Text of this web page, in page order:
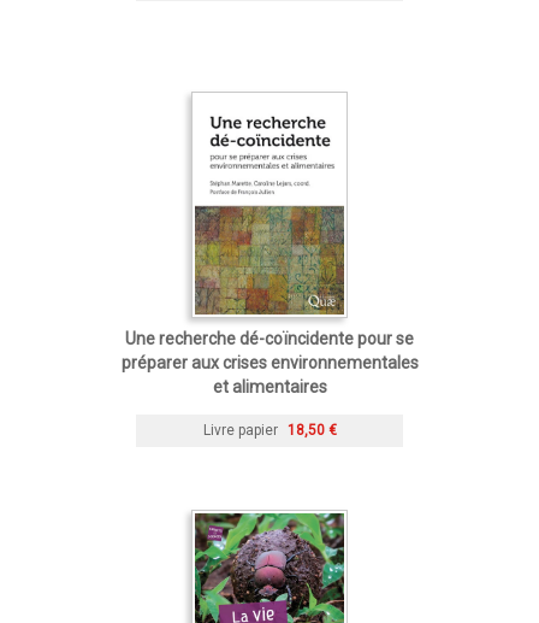
Une recherche dé-coïncidente pour se
préparer aux crises environnementales
et alimentaires
Livre papier 18,50 €